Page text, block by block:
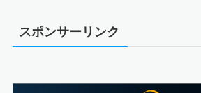
スポンサーリンク